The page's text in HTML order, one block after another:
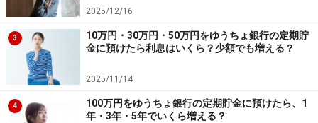
定期貯金と定額貯金に100万円預けてみた
ら？【金利は2025年12月時点】
ここからは「特徴は分かったけど、実際どれくらい増え
るの？」と気になる方のために、2025年11月時点の金利
で、100万円を3年・5年預けた場合の利息を比べてみま
しょう。なお、利息からは一律20.315％の税金が引かれ
2025/12/16
3
10万円・30万円・50万円をゆうちょ銀行の定期貯
金に預けたら利息はいくら？少額でも増える？
2025/11/14
4
100万円をゆうちょ銀行の定期貯金に預けたら、1
年・3年・5年でいくら増える？